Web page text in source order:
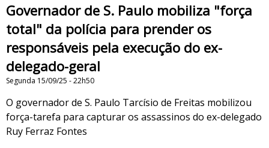
Governador de S. Paulo mobiliza "força
total" da polícia para prender os
responsáveis pela execução do ex-
delegado-geral
Segunda 15/09/25 - 22h50
O governador de S. Paulo Tarcísio de Freitas mobilizou
força-tarefa para capturar os assassinos do ex-delegado
Ruy Ferraz Fontes